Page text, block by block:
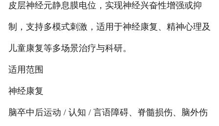
皮层神经元静息膜电位，实现神经兴奋性增强或抑
制，支持多模式刺激，适用于神经康复、精神心理及
儿童康复等多场景治疗与科研。
适用范围
神经康复
脑卒中后运动 / 认知 / 言语障碍、脊髓损伤、脑外伤